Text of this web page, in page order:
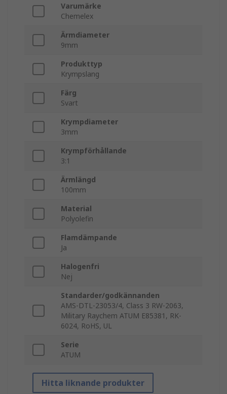
Varumärke
Chemelex
Ärmdiameter
9mm
Produkttyp
Krympslang
Färg
Svart
Krympdiameter
3mm
Krympförhållande
3:1
Ärmlängd
100mm
Material
Polyolefin
Flamdämpande
Ja
Halogenfri
Nej
Standarder/godkännanden
AMS-DTL-23053/4, Class 3 RW-2063,
Military Raychem ATUM E85381, RK-
6024, RoHS, UL
Serie
ATUM
Hitta liknande produkter